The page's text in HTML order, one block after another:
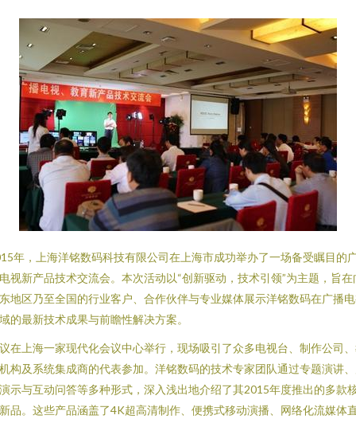
年，上海洋铭数码科技有限公司在上海市成功举办了一场备受瞩目的
视新产品技术交流会。本次活动以“创新驱动，技术引领”为主题，旨在
地区乃至全国的行业客户、合作伙伴与专业媒体展示洋铭数码在广播
的最新技术成果与前瞻性解决方案。
在上海一家现代化会议中心举行，现场吸引了众多电视台、制作公司
构及系统集成商的代表参加。洋铭数码的技术专家团队通过专题演讲
示与互动问答等多种形式，深入浅出地介绍了其2015年度推出的多款
品。这些产品涵盖了4K超高清制作、便携式移动演播、网络化流媒体